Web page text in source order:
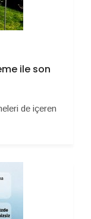
ile son
de içeren